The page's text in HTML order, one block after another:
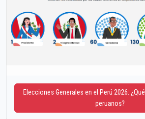
Elecciones Generales en el Perú 2026:
peruanos?